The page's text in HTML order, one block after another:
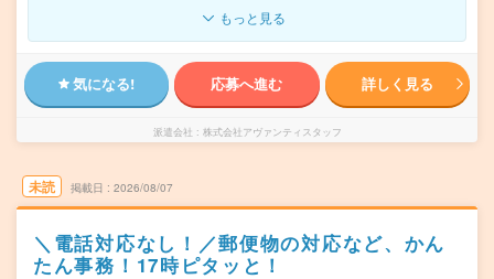
もっと見る
気になる! 応募へ進む 詳しく見る
派遣会社 株式会社アヴァンティスタッフ
未読 掲載日 2026/08/07
＼電話対応なし！／郵便物の対応など、かん
たん事務！17時ピタッと！